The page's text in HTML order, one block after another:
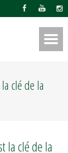
clé de la
la clé de la